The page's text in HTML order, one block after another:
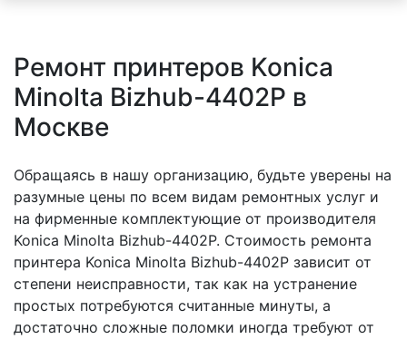
Ремонт принтеров Konica
Minolta Bizhub-4402P в
Москве
Обращаясь в нашу организацию, будьте уверены на
разумные цены по всем видам ремонтных услуг и
на фирменные комплектующие от производителя
Konica Minolta Bizhub-4402P. Стоимость ремонта
принтера Konica Minolta Bizhub-4402P зависит от
степени неисправности, так как на устранение
простых потребуются считанные минуты, а
достаточно сложные поломки иногда требуют от